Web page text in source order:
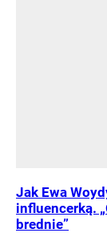
Jak Ewa
influencerką.
brednie”